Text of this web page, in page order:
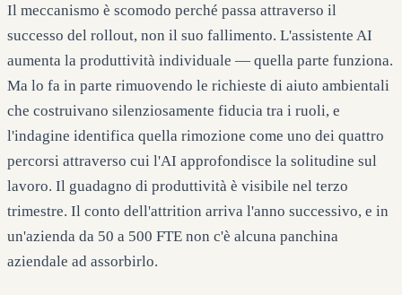
Il meccanismo è scomodo perché passa attraverso il
successo del rollout, non il suo fallimento. L'assistente AI
aumenta la produttività individuale — quella parte funziona.
Ma lo fa in parte rimuovendo le richieste di aiuto ambientali
che costruivano silenziosamente fiducia tra i ruoli, e
l'indagine identifica quella rimozione come uno dei quattro
percorsi attraverso cui l'AI approfondisce la solitudine sul
lavoro. Il guadagno di produttività è visibile nel terzo
trimestre. Il conto dell'attrition arriva l'anno successivo, e in
un'azienda da 50 a 500 FTE non c'è alcuna panchina
aziendale ad assorbirlo.